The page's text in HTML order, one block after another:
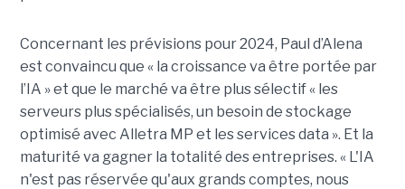
Concernant les prévisions pour 2024, Paul d’Alena
est convaincu que « la croissance va être portée par
l’IA » et que le marché va être plus sélectif « les
serveurs plus spécialisés, un besoin de stockage
optimisé avec Alletra MP et les services data ». Et la
maturité va gagner la totalité des entreprises. « L'IA
n'est pas réservée qu'aux grands comptes, nous